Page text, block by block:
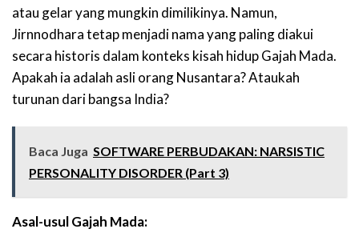
atau gelar yang mungkin dimilikinya. Namun,
Jirnnodhara tetap menjadi nama yang paling diakui
secara historis dalam konteks kisah hidup Gajah Mada.
Apakah ia adalah asli orang Nusantara? Ataukah
turunan dari bangsa India?
Baca Juga SOFTWARE PERBUDAKAN: NARSISTIC
PERSONALITY DISORDER (Part 3)
Asal-usul Gajah Mada: